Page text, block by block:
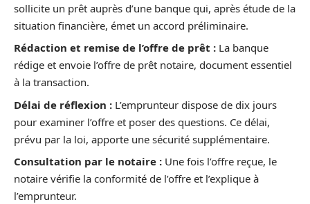
sollicite un prêt auprès d’une banque qui, après étude de la
situation financière, émet un accord préliminaire.
Rédaction et remise de l’offre de prêt : La banque
rédige et envoie l’offre de prêt notaire, document essentiel
à la transaction.
Délai de réflexion : L’emprunteur dispose de dix jours
pour examiner l’offre et poser des questions. Ce délai,
prévu par la loi, apporte une sécurité supplémentaire.
Consultation par le notaire : Une fois l’offre reçue, le
notaire vérifie la conformité de l’offre et l’explique à
l’emprunteur.